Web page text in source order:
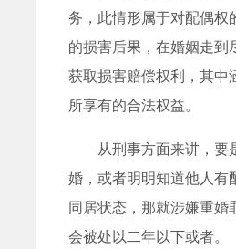
务，此情形属于对配偶权
的损害后果，在婚姻走到
获取损害赔偿权利，其中
所享有的合法权益。
从刑事方面来讲，要
婚，或者明明知道他人有
同居状态，那就涉嫌重婚
会被处以二年以下或者。